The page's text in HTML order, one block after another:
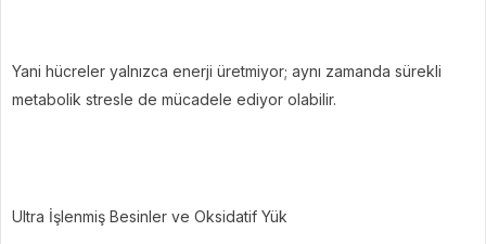
Yani hücreler yalnızca enerji üretmiyor; aynı zamanda sürekli
metabolik stresle de mücadele ediyor olabilir.
Ultra İşlenmiş Besinler ve Oksidatif Yük